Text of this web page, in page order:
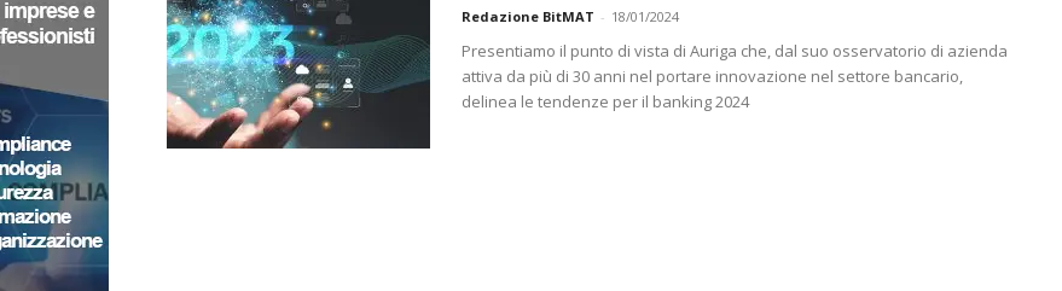
Redazione BitMAT - 18/01/2024
Presentiamo il punto di vista di Auriga che, dal suo osservatorio di azienda
attiva da più di 30 anni nel portare innovazione nel settore bancario,
delinea le tendenze per il banking 2024